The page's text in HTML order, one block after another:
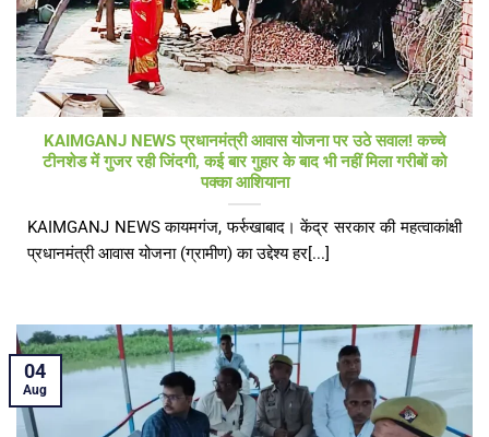
KAIMGANJ NEWS प्रधानमंत्री आवास योजना पर उठे सवाल! कच्चे
टीनशेड में गुजर रही जिंदगी, कई बार गुहार के बाद भी नहीं मिला गरीबों को
पक्का आशियाना
KAIMGANJ NEWS कायमगंज, फर्रुखाबाद। केंद्र सरकार की महत्वाकांक्षी
प्रधानमंत्री आवास योजना (ग्रामीण) का उद्देश्य हर[...]
04
Aug